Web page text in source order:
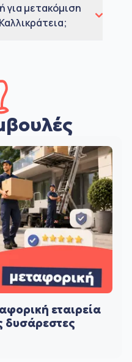
για μετακόμιση
εταιρεία
δυσάρεστες